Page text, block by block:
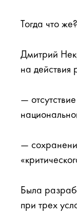
Тогда что же?
Дмитрий
на действия
—
—
Была
при трех